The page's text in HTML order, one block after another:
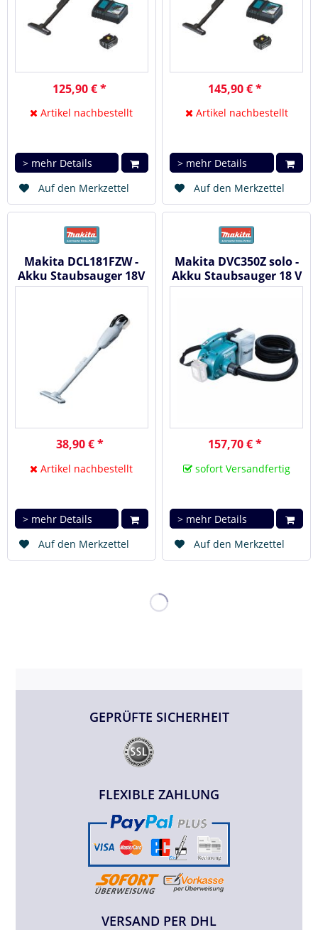
125,90 € *
Artikel nachbestellt
> mehr Details
Auf den Merkzettel
145,90 € *
Artikel nachbestellt
> mehr Details
Auf den Merkzettel
Makita DCL181FZW -
Akku Staubsauger 18V
38,90 € *
Artikel nachbestellt
> mehr Details
Auf den Merkzettel
Makita DVC350Z solo -
Akku Staubsauger 18 V
157,70 € *
sofort Versandfertig
> mehr Details
Auf den Merkzettel
GEPRÜFTE SICHERHEIT
FLEXIBLE ZAHLUNG
VERSAND PER DHL